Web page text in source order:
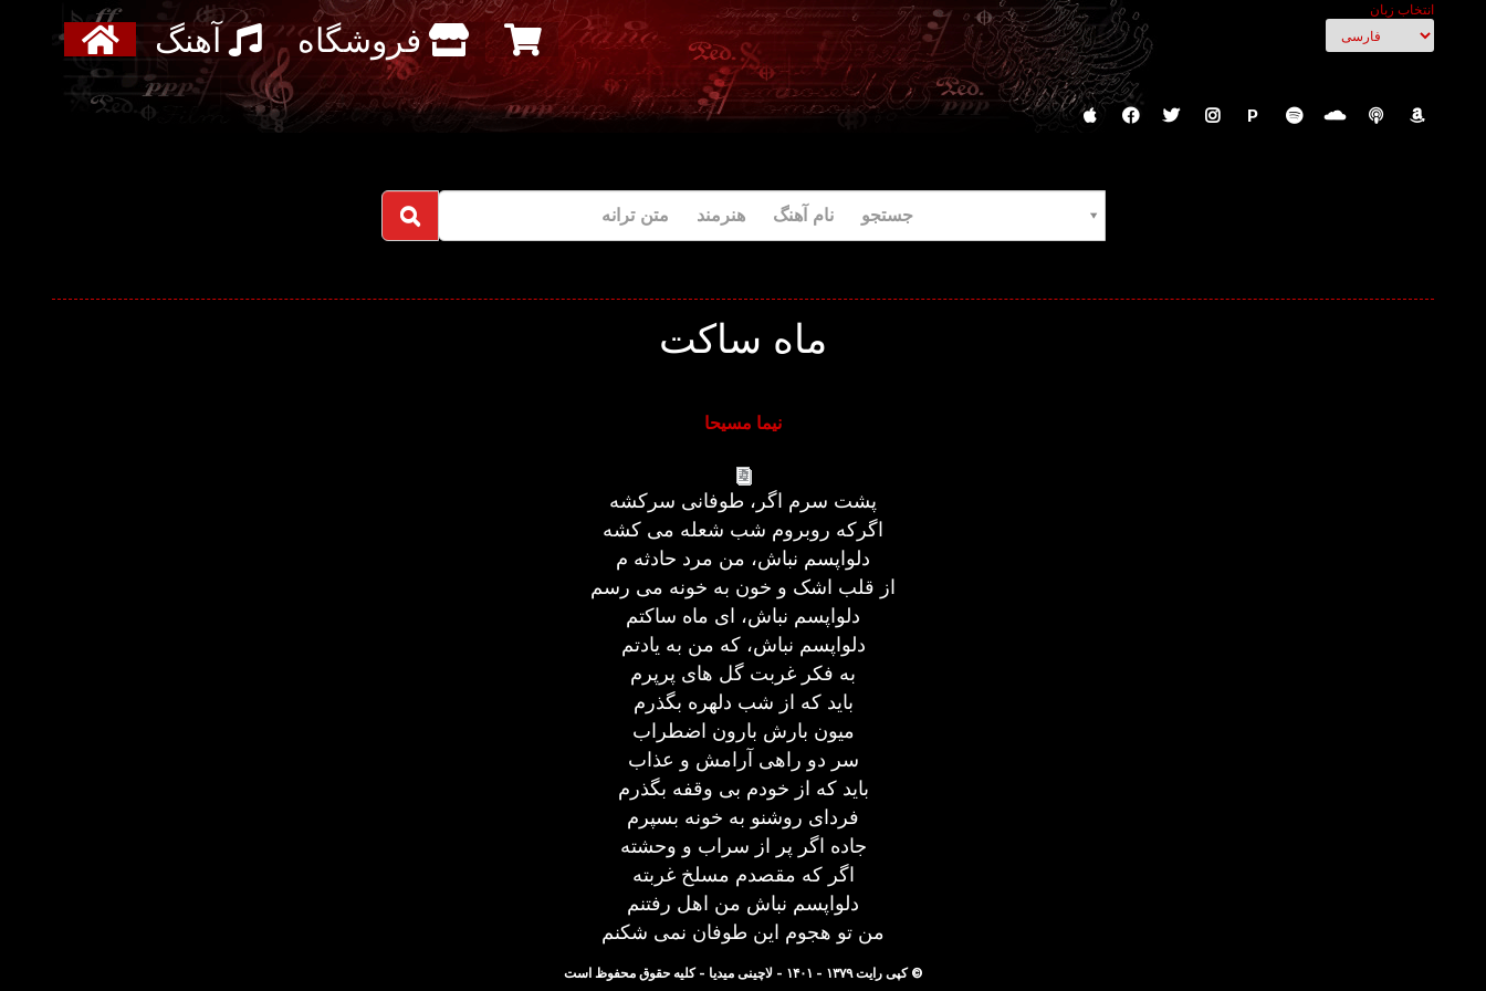
انتخاب زبان
آهنگ فروشگاه
P
جستجو نام آهنگ هنرمند متن ترانه
ماه ساکت
نیما مسیحا
پشت سرم اگر، طوفانی سرکشه
اگرکه روبروم شب شعله می کشه
دلواپسم نباش، من مرد حادثه م
از قلب اشک و خون به خونه می رسم
دلواپسم نباش، ای ماه ساکتم
دلواپسم نباش، که من به یادتم
به فکر غربت گل های پرپرم
باید که از شب دلهره بگذرم
میون بارش بارون اضطراب
سر دو راهی آرامش و عذاب
باید که از خودم بی وقفه بگذرم
فردای روشنو به خونه بسپرم
جاده اگر پر از سراب و وحشته
اگر که مقصدم مسلخ غربته
دلواپسم نباش من اهل رفتنم
من تو هجوم این طوفان نمی شکنم
© کپی رایت ۱۳۷۹ - ۱۴۰۱ - لاچینی میدیا - کلیه حقوق محفوظ است